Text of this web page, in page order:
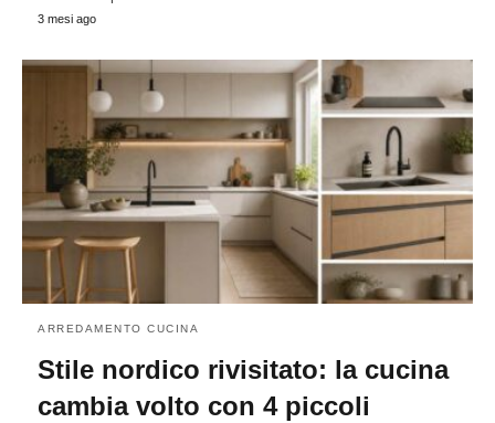
3 mesi ago
ARREDAMENTO CUCINA
Stile nordico rivisitato: la cucina
cambia volto con 4 piccoli